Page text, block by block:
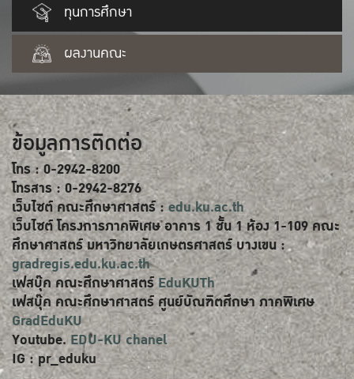
ทุนการศึกษา
ผลงานคณะ
ข้อมูลการติดต่อ
โทร : 0-2942-8200
โทรสาร : 0-2942-8276
เว็บไซต์ คณะศึกษาศาสตร์ :edu.ku.ac.th
เว็บไซต์ โครงการภาคพิเศษ อาคาร 1 ชั้น 1 ห้อง 1-109 คณะ
ศึกษาศาสตร์ มหาวิทยาลัยเกษตรศาสตร์ บางเขน :
gradregis.edu.ku.ac.th
เฟสบุ๊ค คณะศึกษาศาสตร์EduKUTh
เฟสบุ๊ค คณะศึกษาศาสตร์ ศูนย์บัณฑิตศึกษา ภาคพิเศษ
GradEduKU
Youtube.EDU-KU chanel
IG : pr_eduku